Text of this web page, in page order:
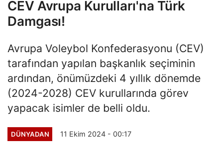
CEV Avrupa Kurulları'na Türk
Damgası!
Avrupa Voleybol Konfederasyonu (CEV)
tarafından yapılan başkanlık seçiminin
ardından, önümüzdeki 4 yıllık dönemde
(2024-2028) CEV kurullarında görev
yapacak isimler de belli oldu.
DÜNYADAN 11 Ekim 2024 - 00:17